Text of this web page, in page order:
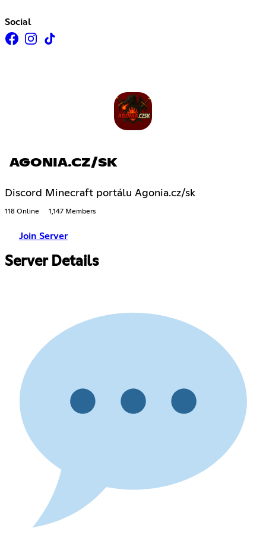
Social
AGONIA.CZ/SK
Discord Minecraft portálu Agonia.cz/sk
118 Online 1,147 Members
Join Server
Server Details